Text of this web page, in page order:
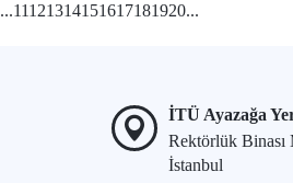
...11121314151617181920...
İTÜ Ayazağa
Rektörlük Binası
İstanbul